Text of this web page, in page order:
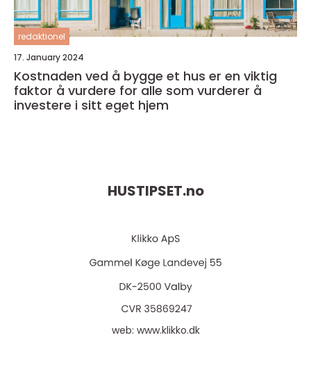
redaktionel
17. January 2024
Kostnaden ved å bygge et hus er en viktig
faktor å vurdere for alle som vurderer å
investere i sitt eget hjem
HUSTIPSET.no
web: www.klikko.dk